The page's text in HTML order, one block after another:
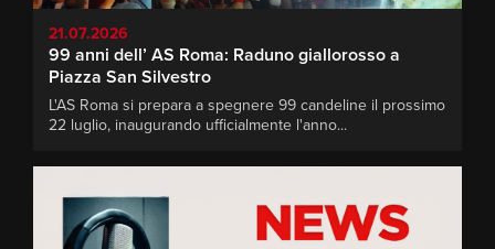
21.07.2026
99 anni dell’ AS Roma: Raduno giallorosso a
Piazza San Silvestro
L'AS Roma si prepara a spegnere 99 candeline il prossimo
22 luglio, inaugurando ufficialmente l'anno...